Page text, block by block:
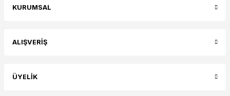
KURUMSAL
ALIŞVERİŞ
ÜYELİK